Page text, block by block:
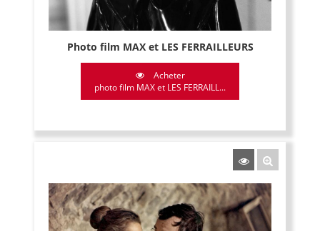
Photo film MAX et LES FERRAILLEURS
Acheter
photo film MAX et LES FERRAILL...